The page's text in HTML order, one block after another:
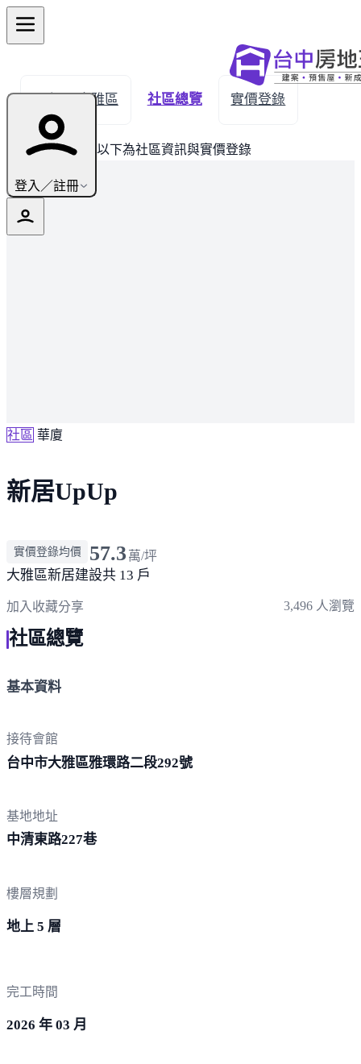
登入／註冊
← 返回大雅區 社區總覽 實價登錄
此建案已完銷，以下為社區資訊與實價登錄
社區 華廈
新居UpUp
實價登錄均價 57.3 萬/坪
大雅區新居建設共 13 戶
加入收藏分享 3,496 人瀏覽
社區總覽
基本資料
接待會館
台中市大雅區雅環路二段292號
基地地址
中清東路227巷
樓層規劃
地上 5 層
完工時間
2026 年 03 月